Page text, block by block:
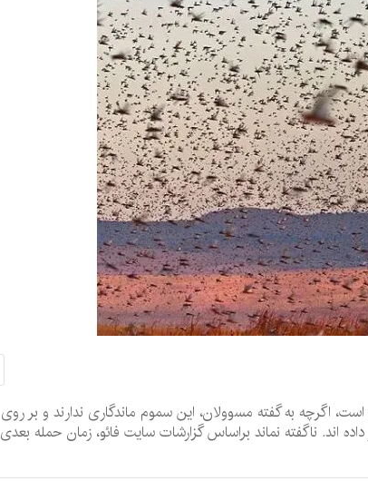
از مراتع این منطقه سم پاشی شده است، اگرچه به گفته مسوولان، این سموم ماندگاری ندارند و بر روی
اند. ناگفته نماند براساس گزارشات سایت فائو، زمان حمله بعدی